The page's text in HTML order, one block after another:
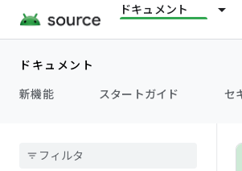
ドキュメント
ドキュメント
新機能
スタートガイド セ